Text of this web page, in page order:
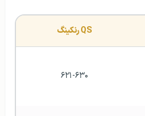
QS رنکینگ
۶۲۱-۶۳۰